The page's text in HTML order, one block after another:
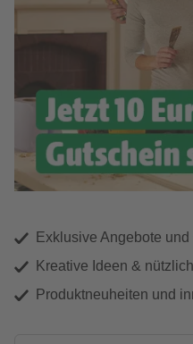
Exklusive Angebote
Kreative Ideen &
Produktneuheiten und